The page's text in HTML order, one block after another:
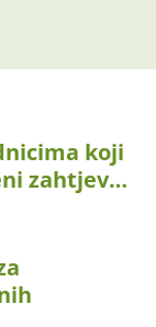
koji
zahtjev…